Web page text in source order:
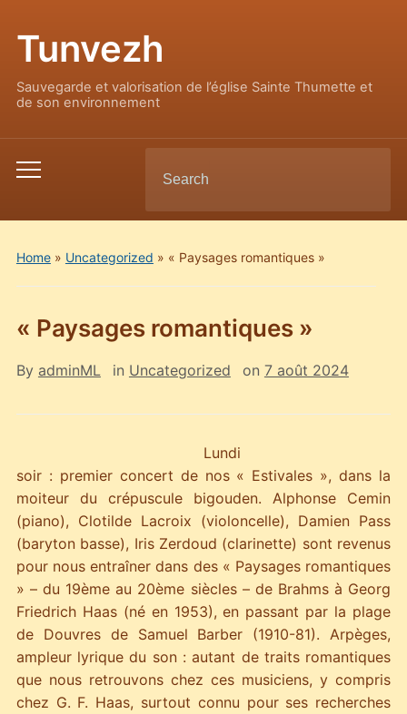
Tunvezh
Sauvegarde et valorisation de l’église Sainte Thumette et
de son environnement
Toggle
menu
for:
Home» Uncategorized » « Paysages romantiques »
« Paysages romantiques »
By adminML in Uncategorized on 7 août 2024
Lundi
soir : premier concert de nos « Estivales », dans la
moiteur du crépuscule bigouden. Alphonse Cemin
(piano), Clotilde Lacroix (violoncelle), Damien Pass
(baryton basse), Iris Zerdoud (clarinette) sont revenus
pour nous entraîner dans des « Paysages romantiques
» – du 19ème au 20ème siècles – de Brahms à Georg
Friedrich Haas (né en 1953), en passant par la plage
deDouvres de Samuel Barber (1910-81). Arpèges,
ampleur lyrique du son : autant de traits romantiques
que nous retrouvons chez ces musiciens, y compris
chez G. F. Haas, surtout connu pour ses recherches